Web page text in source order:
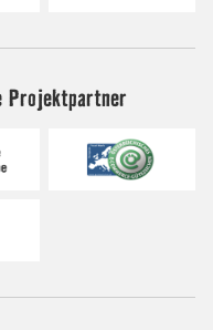
Projektpartner